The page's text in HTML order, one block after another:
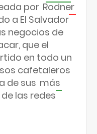
por Rodner
a El Salvador
negocios de
que el
en todo un
cafetaleros
de sus más
las redes